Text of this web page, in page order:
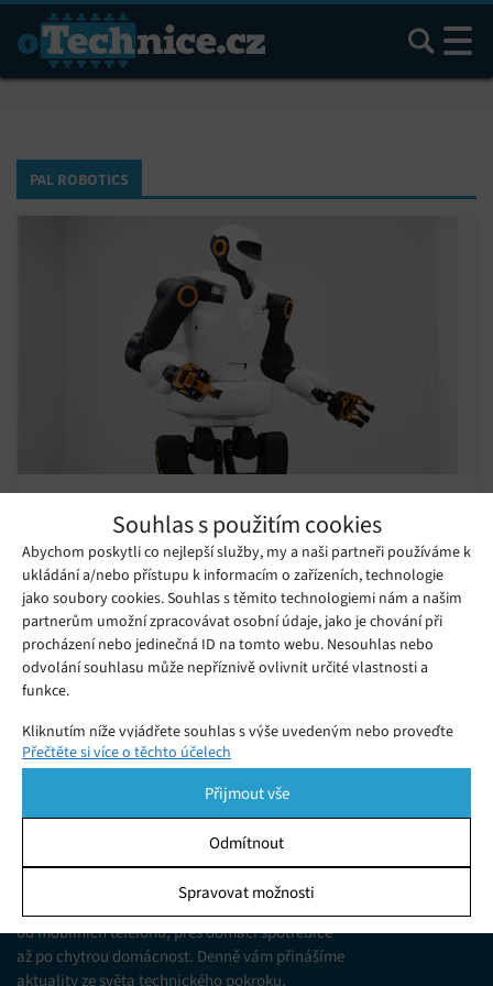
Souhlas s použitím cookies
Abychom poskytli co nejlepší služby, my a naši partneři používáme k
ukládání a/nebo přístupu k informacím o zařízeních, technologie
jako soubory cookies. Souhlas s těmito technologiemi nám a našim
partnerům umožní zpracovávat osobní údaje, jako je chování při
procházení nebo jedinečná ID na tomto webu. Nesouhlas nebo
odvolání souhlasu může nepříznivě ovlivnit určité vlastnosti a
funkce.
Kliknutím níže vyjádřete souhlas s výše uvedeným nebo proveďte
podrobnější rozhodnutí. Vaše volby budou použity pouze na tomto
pomocí přepínačů v Zásadách cookies nebo kliknutím na tlačítko
Spravovat souhlas ve spodní části obrazovky.
Ukládání a/nebo přístup k informacím v zařízení, Porozumění
publiku prostřednictvím statistik nebo kombinací údajů z
různých zdrojů.
Přečtěte si více o těchto účelech
Přijmout vše
Odmítnout
Spravovat možnosti
Hledat
PAL ROBOTICS
stěnu při hrozícím pádu
Čtvrtek 01. 12. 2022 Samuel
Vědci z Lotrinské univerzity vyvinuli systém Damage Reflex
(neboli D-Reflex), díky němuž se humanoidní robot TALOS opře
o zeď, když ztratí balanc.
Jsme web zajímající se o technologické novinky
od mobilních telefonů, přes domácí spotřebiče
až po chytrou domácnost. Denně vám přinášíme
aktuality ze světa technického pokroku,